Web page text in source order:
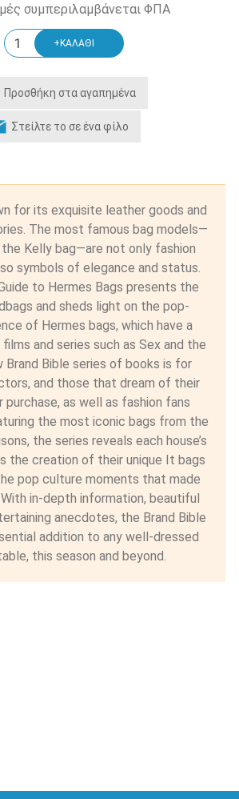
συμπεριλαμβάνεται ΦΠΑ
for its exquisite leather goods and
The most famous bag models—
the Kelly bag—are not only fashion
symbols of elegance and status.
to Hermes Bags presents the
and sheds light on the pop-
of Hermes bags, which have a
and series such as Sex and the
Brand Bible series of books is for
and those that dream of their
purchase, as well as fashion fans
the most iconic bags from the
the series reveals each house’s
the creation of their unique It bags
pop culture moments that made
in-depth information, beautiful
anecdotes, the Brand Bible
addition to any well-dressed
this season and beyond.